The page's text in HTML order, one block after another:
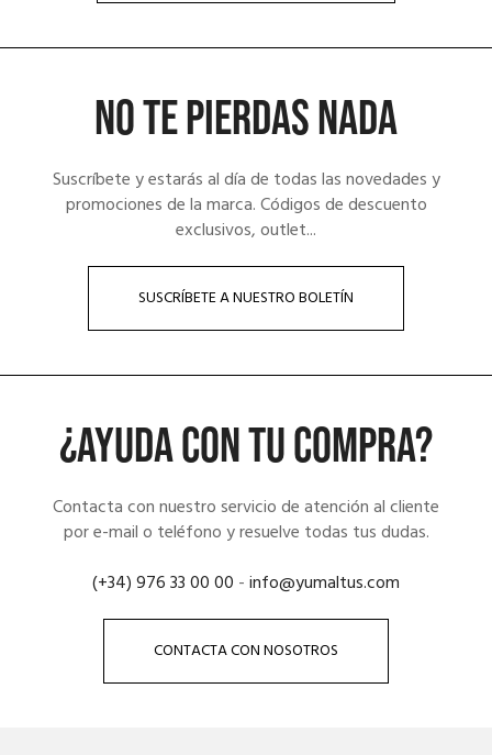
NO TE PIERDAS NADA
Suscríbete y estarás al día de todas las novedades y
promociones de la marca. Códigos de descuento
exclusivos, outlet...
SUSCRÍBETE A NUESTRO BOLETÍN
¿AYUDA CON TU COMPRA?
Contacta con nuestro servicio de atención al cliente
por e-mail o teléfono y resuelve todas tus dudas.
(+34) 976 33 00 00 -info@yumaltus.com
CONTACTA CON NOSOTROS